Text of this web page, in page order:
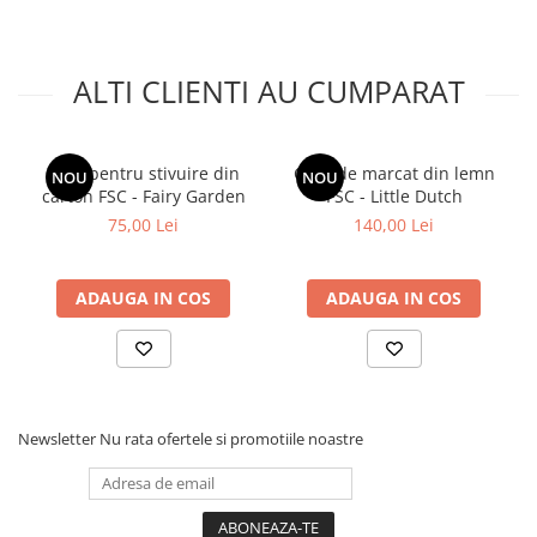
ALTI CLIENTI AU CUMPARAT
NOU
Cutii pentru stivuire din
carton FSC - Fairy Garden
75,00 Lei
ADAUGA IN COS
NOU
Casa de marcat din lemn
FSC - Little Dutch
140,00 Lei
ADAUGA IN COS
Newsletter Nu rata ofertele si promotiile noastre